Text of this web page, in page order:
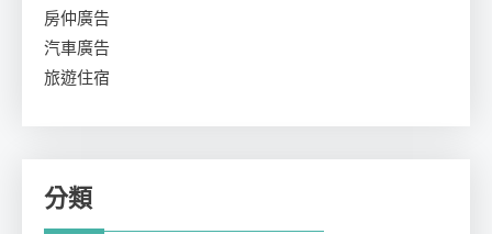
房仲廣告
汽車廣告
旅遊住宿
分類